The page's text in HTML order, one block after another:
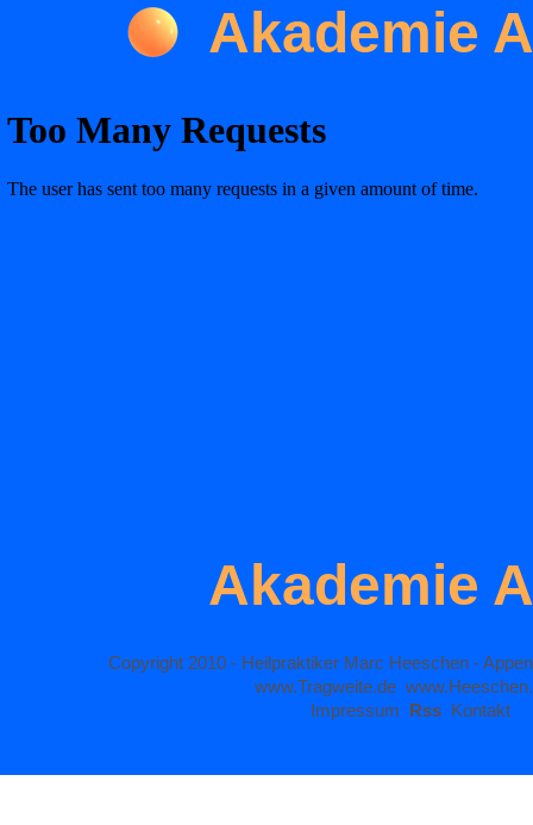
Akademie
Copyright 2010 - Heilpraktiker Marc Heeschen -
www.Tragweite.de
Impressum Rss Kontakt
Akademie